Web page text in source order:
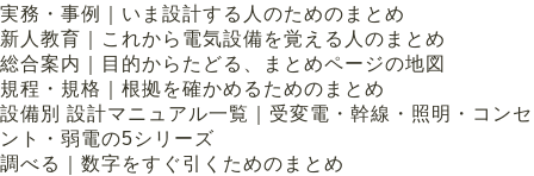
実務・事例｜いま設計する人のためのまとめ
新人教育｜これから電気設備を覚える人のまとめ
総合案内｜目的からたどる、まとめページの地図
規程・規格｜根拠を確かめるためのまとめ
設備別 設計マニュアル一覧｜受変電・幹線・照明・コンセ
ント・弱電の5シリーズ
調べる｜数字をすぐ引くためのまとめ